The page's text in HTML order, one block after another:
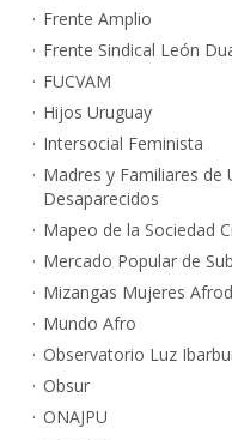
Frente Amplio
Frente Sindical León
FUCVAM
Hijos Uruguay
Intersocial Feminista
Madres y Familiares de
Desaparecidos
Mapeo de la Sociedad
Mercado Popular de
Mizangas Mujeres
Mundo Afro
Observatorio Luz
Obsur
ONAJPU